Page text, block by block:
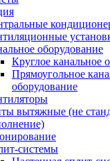
оборудование
Круглое канальное
Прямоугольное
оборудование
вытяжные (не
системы